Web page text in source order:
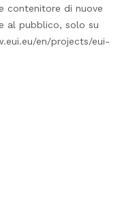
contenitore di nuove
al pubblico, solo su
en/projects/eui-